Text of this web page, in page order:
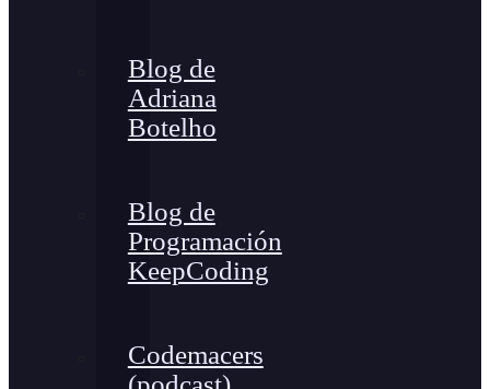
Blog de
Adriana
Botelho
Blog de
Programación
KeepCoding
Codemacers